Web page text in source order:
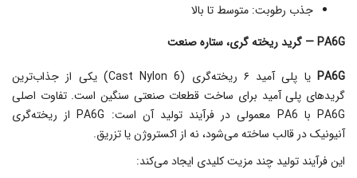
جذب رطوبت: متوسط تا بالا
PA6G — گرید ریخته‌ گری، ستاره صنعت
PA6G
یا پلی آمید ۶ ریخته‌گری (Cast Nylon 6) یکی از جذاب‌ترین
گریدهای پلی آمید برای ساخت قطعات صنعتی سنگین است. تفاوت اصلی
PA6G با PA6 معمولی در فرآیند تولید آن است: PA6G از ریخته‌گری
آنیونیک در قالب ساخته می‌شود، نه از اکستروژن یا تزریق.
این فرآیند تولید چند مزیت کلیدی ایجاد می‌کند: